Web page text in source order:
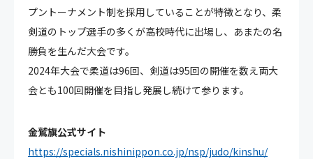
プントーナメント制を採用していることが特徴となり、柔
剣道のトップ選手の多くが高校時代に出場し、あまたの名
勝負を生んだ大会です。​
2024年大会で柔道は96回、剣道は95回の開催を数え両大
会とも100回開催を目指し発展し続けて参ります。​
金鷲旗公式サイト
https://specials.nishinippon.co.jp/nsp/judo/kinshu/